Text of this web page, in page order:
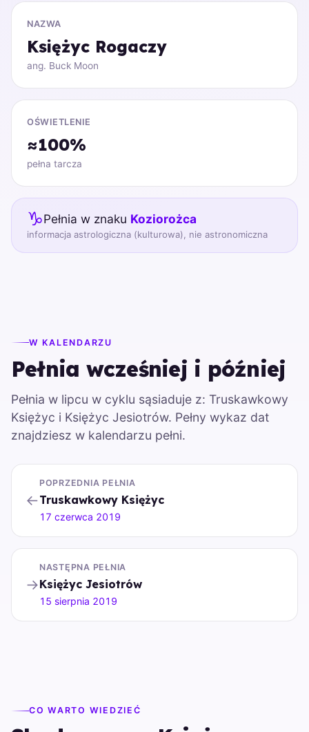
NAZWA
Księżyc Rogaczy
ang. Buck Moon
OŚWIETLENIE
≈100%
pełna tarcza
♑Pełnia w znaku Koziorożca
informacja astrologiczna (kulturowa), nie astronomiczna
W KALENDARZU
Pełnia wcześniej i później
Pełnia w lipcu w cyklu sąsiaduje z: Truskawkowy
Księżyc i Księżyc Jesiotrów. Pełny wykaz dat
znajdziesz w kalendarzu pełni.
←
POPRZEDNIA PEŁNIA
Truskawkowy Księżyc
17 czerwca 2019
→
NASTĘPNA PEŁNIA
Księżyc Jesiotrów
15 sierpnia 2019
CO WARTO WIEDZIEĆ